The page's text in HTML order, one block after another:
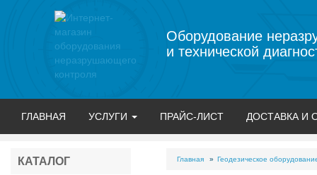
Оборудование
и технической
ГЛАВНАЯ УСЛУГИ ПРАЙС-ЛИСТ ДОСТАВКА И
КАТАЛОГ Главная Геодезическое